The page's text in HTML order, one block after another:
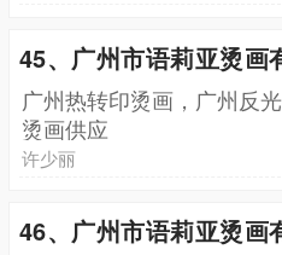
45、广州市语莉亚烫画
广州热转印烫画，广州反
烫画供应
许少丽
46、广州市语莉亚烫画